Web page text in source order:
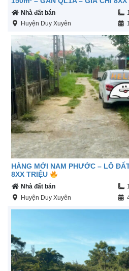
Nhà đất bán
Huyện Duy Xuyên
HÀNG MỚI NAM PHƯỚC – LÔ
8XX TRIỆU
Nhà đất bán
Huyện Duy Xuyên